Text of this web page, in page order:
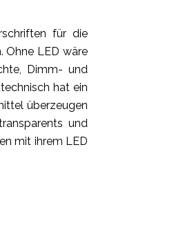
für die
Ohne LED wäre
Dimm- und
hat ein
überzeugen
und
mit ihrem LED